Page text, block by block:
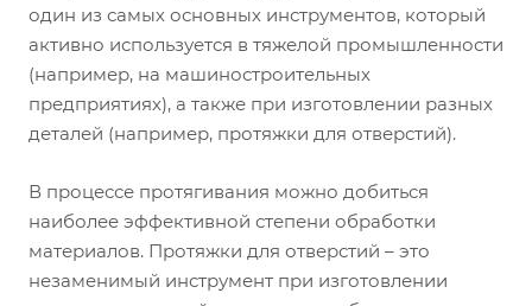
один из самых основных инструментов, который
активно используется в тяжелой промышленности
(например, на машиностроительных
предприятиях), а также при изготовлении разных
деталей (например, протяжки для отверстий).
В процессе протягивания можно добиться
наиболее эффективной степени обработки
материалов. Протяжки для отверстий – это
незаменимый инструмент при изготовлении